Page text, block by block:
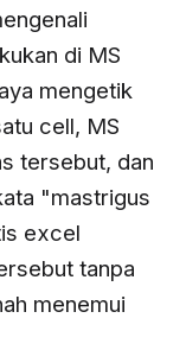
di MS
mengetik
cell, MS
tersebut, dan
"mastrigus
excel
tanpa
menemui